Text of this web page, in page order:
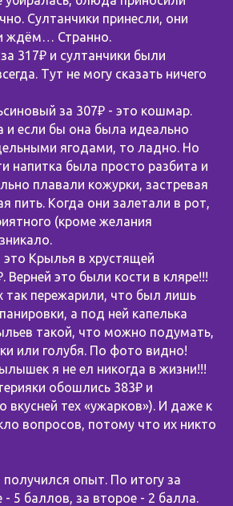
Султанчики принесли, они
ждём… Странно.
317₽ и султанчики были
Тут не могу сказать ничего
за 307₽ - это кошмар.
и если бы она была идеально
ягодами, то ладно. Но
напитка была просто разбита и
плавали кожурки, застревая
пить. Когда они залетали в рот,
(кроме желания
Крылья в хрустящей
Верней это были кости в кляре!!!
так пережарили, что был лишь
а под ней капелька
такой, что можно подумать,
или голубя. По фото видно!
я не ел никогда в жизни!!!
обошлись 383₽ и
вкусней тех «ужарков»). И даже к
вопросов, потому что их никто
опыт. По итогу за
- 5 баллов, за второе - 2 балла.